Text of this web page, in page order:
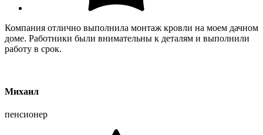
Компания отлично выполнила монтаж кровли на моем дачном
доме. Работники были внимательны к деталям и выполнили
работу в срок.
Михаил
пенсионер